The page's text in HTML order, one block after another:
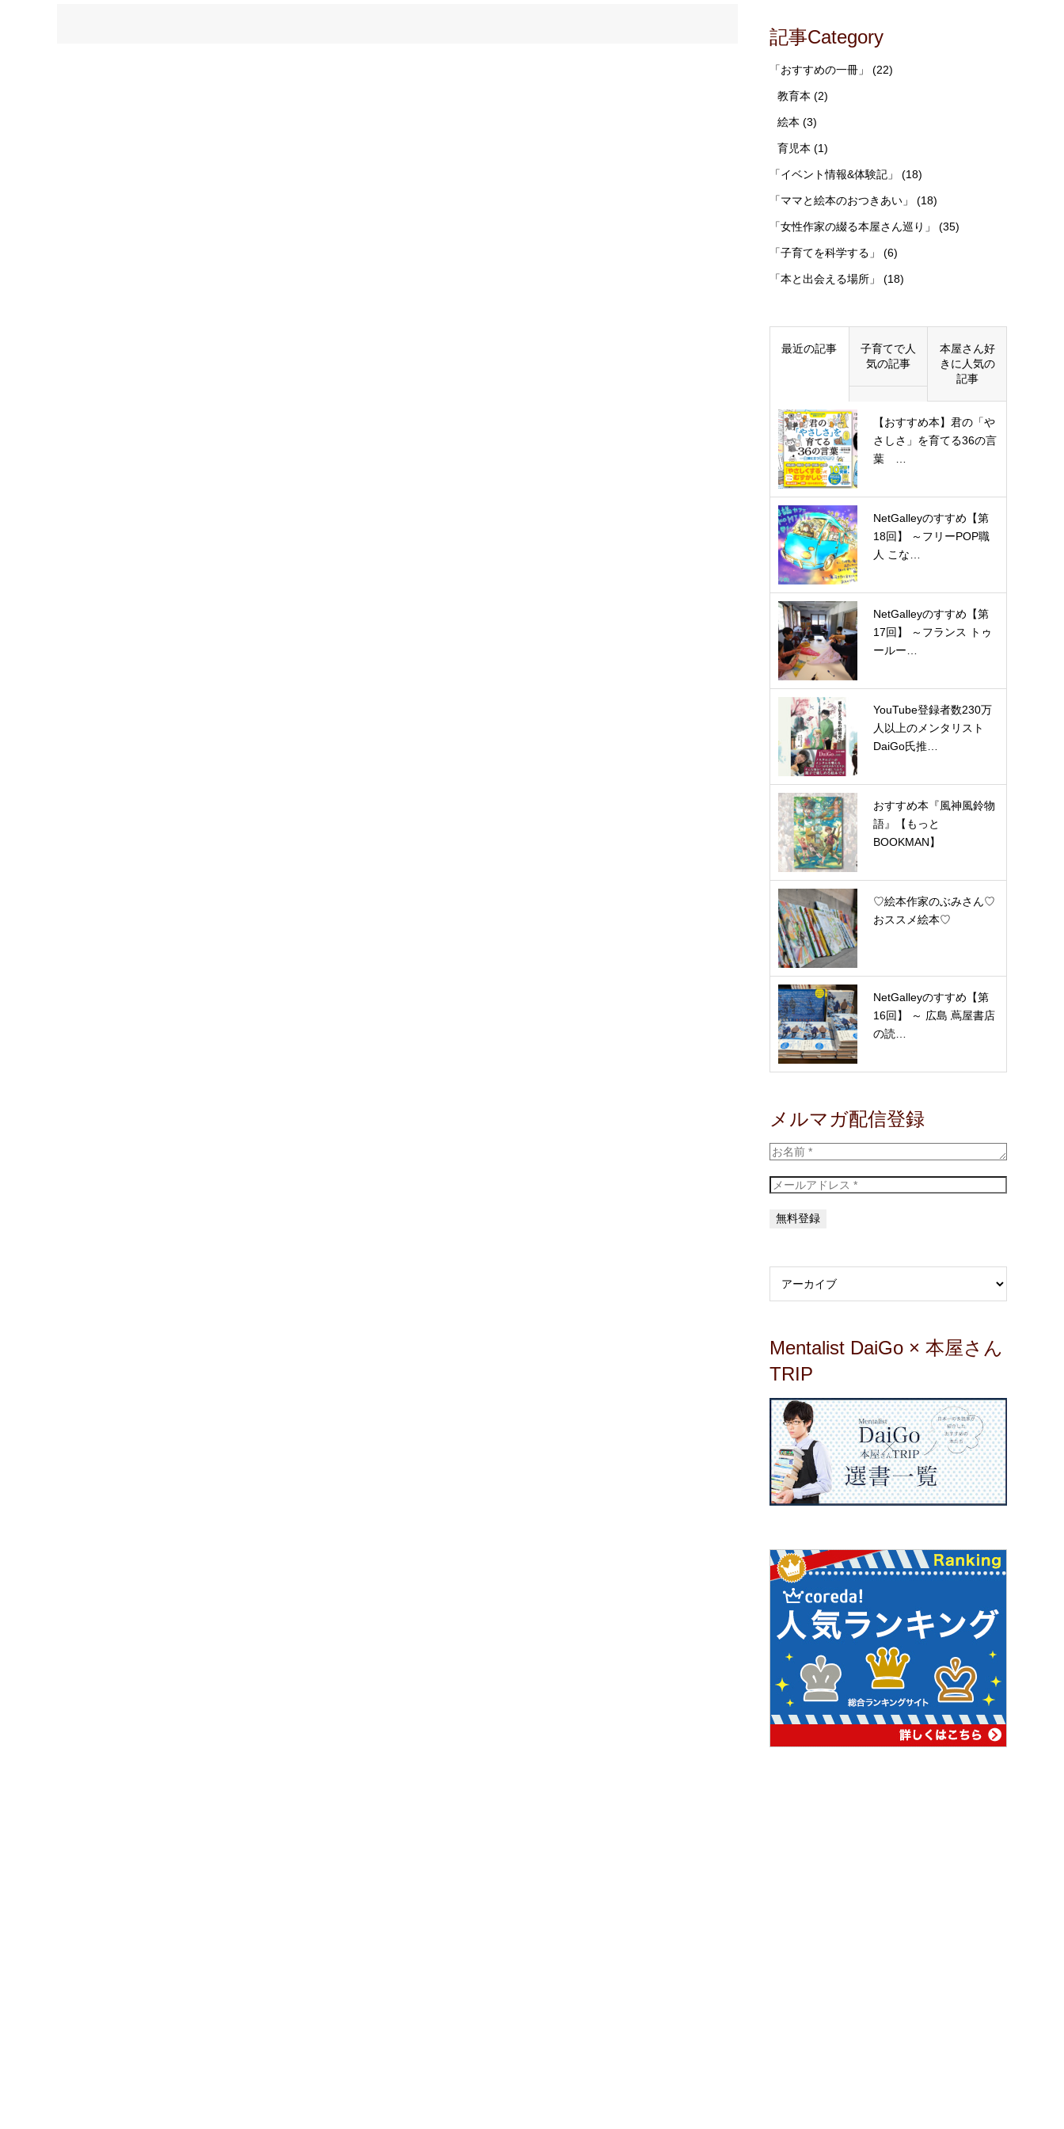
記事Category
「おすすめの一冊」 (22)
教育本 (2)
絵本 (3)
育児本 (1)
「イベント情報&体験記」 (18)
「ママと絵本のおつきあい」 (18)
「女性作家の綴る本屋さん巡り」 (35)
「子育てを科学する」 (6)
「本と出会える場所」 (18)
最近の記事
子育てで人
気の記事
本屋さん好
きに人気の
記事
【おすすめ本】君の「や
さしさ」を育てる36の言
葉 …
NetGalleyのすすめ【第
18回】 ～フリーPOP職
人 こな…
NetGalleyのすすめ【第
17回】 ～フランス トゥ
ールー…
YouTube登録者数230万
人以上のメンタリスト
DaiGo氏推…
おすすめ本『風神風鈴物
語』【もっと
BOOKMAN】
♡絵本作家のぶみさん♡
おススメ絵本♡
NetGalleyのすすめ【第
16回】 ～ 広島 蔦屋書店
の読…
メルマガ配信登録
Mentalist DaiGo × 本屋さん
TRIP